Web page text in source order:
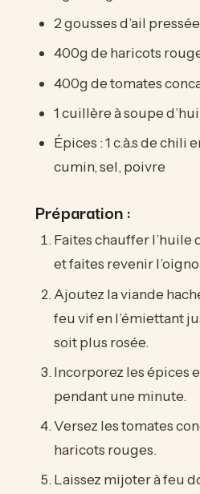
2 gousses d’ail
400g de haricots
400g de tomates
1 cuillère à soupe
Épices : 1 c.à.s de chili
cumin, sel, poivre
Préparation :
Faites chauffer l’huile
et faites revenir
Ajoutez la viande
feu vif en l’émiettant
soit plus rosée.
Incorporez les épices
pendant une minute.
Versez les tomates
haricots rouges.
Laissez mijoter à feu